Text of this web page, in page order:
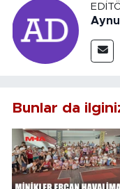
Bunlar da